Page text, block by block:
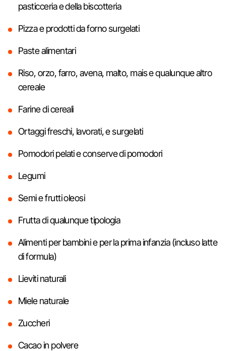
pasticceria e della biscotteria
Pizza e prodotti da forno surgelati
Paste alimentari
Riso, orzo, farro, avena, malto, mais e qualunque altro
cereale
Farine di cereali
Ortaggi freschi, lavorati, e surgelati
Pomodori pelati e conserve di pomodori
Legumi
Semi e frutti oleosi
Frutta di qualunque tipologia
Alimenti per bambini e per la prima infanzia (incluso latte
di formula)
Lieviti naturali
Miele naturale
Zuccheri
Cacao in polvere